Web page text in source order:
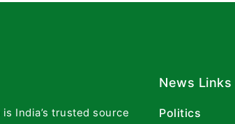
is India’s trusted source
News Links
Politics